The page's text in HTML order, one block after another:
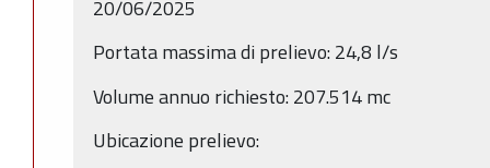
20/06/2025
Portata massima di prelievo: 24,8 l/s
Volume annuo richiesto: 207.514 mc
Ubicazione prelievo: